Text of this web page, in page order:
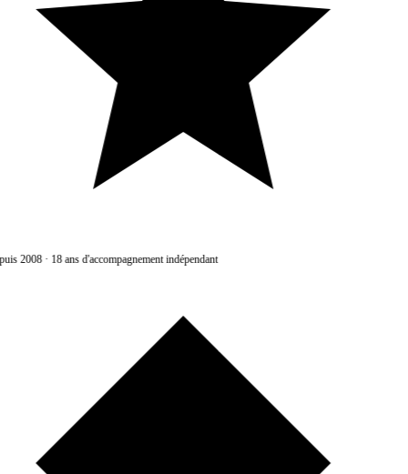
2008·18 ans d'accompagnement indépendant